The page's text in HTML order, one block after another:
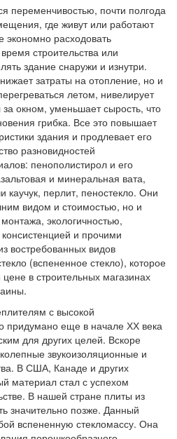
переменчивостью, почти полгода
где живут или работают
экономно расходовать
строительства или
здание снаружи и изнутри.
затраты на отопление, но и
летом, нивелирует
за окном, уменьшает сырость, что
грибка. Все это повышает
здания и продлевает его
разновидностей
пенополистирол и его
и минеральная вата,
каучук, перлит, пеностекло. Они
видом и стоимостью, но и
экологичностью,
и прочими
востребованных видов
(вспененное стекло), которое
в строительных магазинах
с высокой
еще в начале ХХ века
для других целей. Вскоре
звукоизоляционные и
В США, Канаде и других
материал стал с успехом
В нашей стране плиты из
значительно позже. Данный
вспененную стекломассу. Она